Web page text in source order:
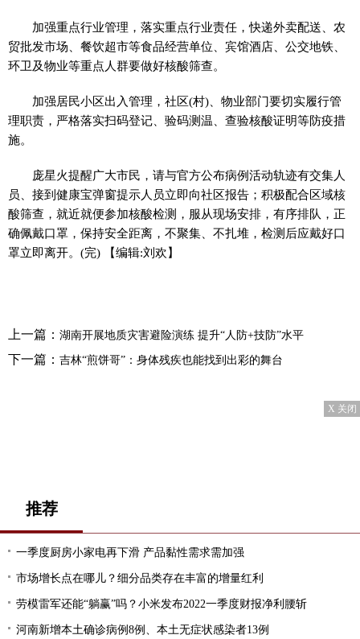
加强重点行业管理，落实重点行业责任，快递外卖配送、农
贸批发市场、餐饮超市等食品经营单位、宾馆酒店、公交地铁、
环卫及物业等重点人群要做好核酸筛查。
加强居民小区出入管理，社区(村)、物业部门要切实履行管
理职责，严格落实扫码登记、验码测温、查验核酸证明等防疫措
施。
庞星火提醒广大市民，请与官方公布病例活动轨迹有交集人
员、接到健康宝弹窗提示人员立即向社区报告；积极配合区域核
酸筛查，就近就便参加核酸检测，服从现场安排，有序排队，正
确佩戴口罩，保持安全距离，不聚集、不扎堆，检测后应戴好口
罩立即离开。(完)
【编辑:刘欢】
上一篇： 湖南开展地质灾害避险演练 提升“人防+技防”水平
下一篇： 吉林“煎饼哥”：身体残疾也能找到出彩的舞台
X 关闭
推荐
一季度厨房小家电再下滑 产品黏性需求需加强
市场增长点在哪儿？细分品类存在丰富的增量红利
劳模雷军还能“躺赢”吗？小米发布2022一季度财报净利腰斩
河南新增本土确诊病例8例、本土无症状感染者13例